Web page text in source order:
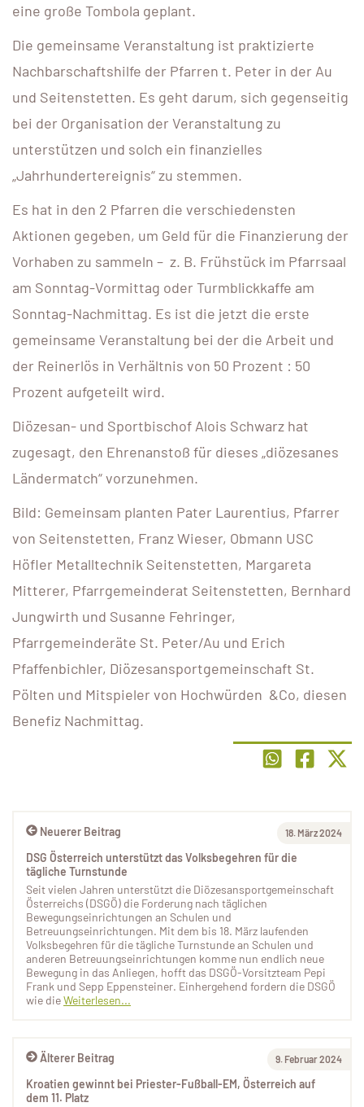
eine große Tombola geplant.
Die gemeinsame Veranstaltung ist praktizierte
Nachbarschaftshilfe der Pfarren t. Peter in der Au
und Seitenstetten. Es geht darum, sich gegenseitig
bei der Organisation der Veranstaltung zu
unterstützen und solch ein finanzielles
„Jahrhundertereignis“ zu stemmen.
Es hat in den 2 Pfarren die verschiedensten
Aktionen gegeben, um Geld für die Finanzierung der
Vorhaben zu sammeln – z. B. Frühstück im Pfarrsaal
am Sonntag-Vormittag oder Turmblickkaffe am
Sonntag-Nachmittag. Es ist die jetzt die erste
gemeinsame Veranstaltung bei der die Arbeit und
der Reinerlös in Verhältnis von 50 Prozent : 50
Prozent aufgeteilt wird.
Diözesan- und Sportbischof Alois Schwarz hat
zugesagt, den Ehrenanstoß für dieses „diözesanes
Ländermatch“ vorzunehmen.
Bild: Gemeinsam planten Pater Laurentius, Pfarrer
von Seitenstetten, Franz Wieser, Obmann USC
Höfler Metalltechnik Seitenstetten, Margareta
Mitterer, Pfarrgemeinderat Seitenstetten, Bernhard
Jungwirth und Susanne Fehringer,
Pfarrgemeinderäte St. Peter/Au und Erich
Pfaffenbichler, Diözesansportgemeinschaft St.
Pölten und Mitspieler von Hochwürden &Co, diesen
Benefiz Nachmittag.
Älterer Beitrag 9. Februar 2024
Kroatien gewinnt bei Priester-Fußball-EM, Österreich auf
dem 11. Platz
Neuerer Beitrag 18. März 2024
DSG Österreich unterstützt das Volksbegehren für die
tägliche Turnstunde
Seit vielen Jahren unterstützt die Diözesansportgemeinschaft
Österreichs (DSGÖ) die Forderung nach täglichen
Bewegungseinrichtungen an Schulen und
Betreuungseinrichtungen. Mit dem bis 18. März laufenden
Volksbegehren für die tägliche Turnstunde an Schulen und
anderen Betreuungseinrichtungen komme nun endlich neue
Bewegung in das Anliegen, hofft das DSGÖ-Vorsitzteam Pepi
Frank und Sepp Eppensteiner. Einhergehend fordern die DSGÖ
wie dieWeiterlesen...